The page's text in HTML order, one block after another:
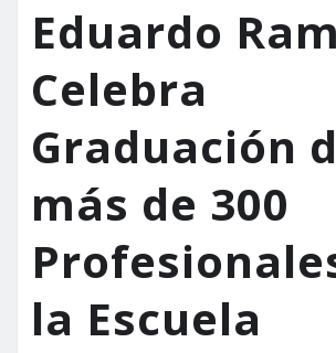
Eduardo
Celebra
Graduación
más de 300
la Escuela